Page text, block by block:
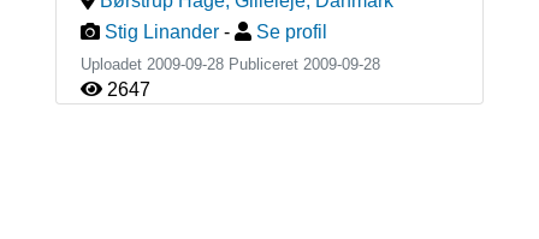
Stig Linander - Se profil
Uploadet 2009-09-28 Publiceret 2009-09-28
2647